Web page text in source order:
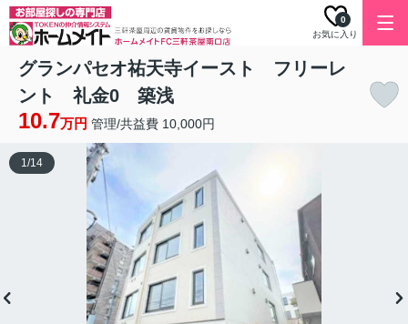
お気に入り
0
グランパセオ祐天寺イースト フリーレ
ント 礼金0 築浅
10.7万円 管理/共益費 10,000円
1/14